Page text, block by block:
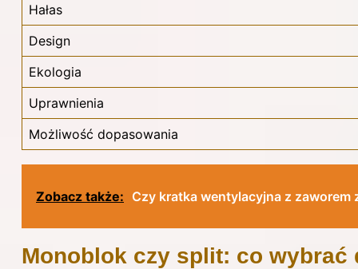
Hałas
Design
Ekologia
Uprawnienia
Możliwość dopasowania
Zobacz także: Czy kratka wentylacyjna z
Monoblok czy split: co wybrać